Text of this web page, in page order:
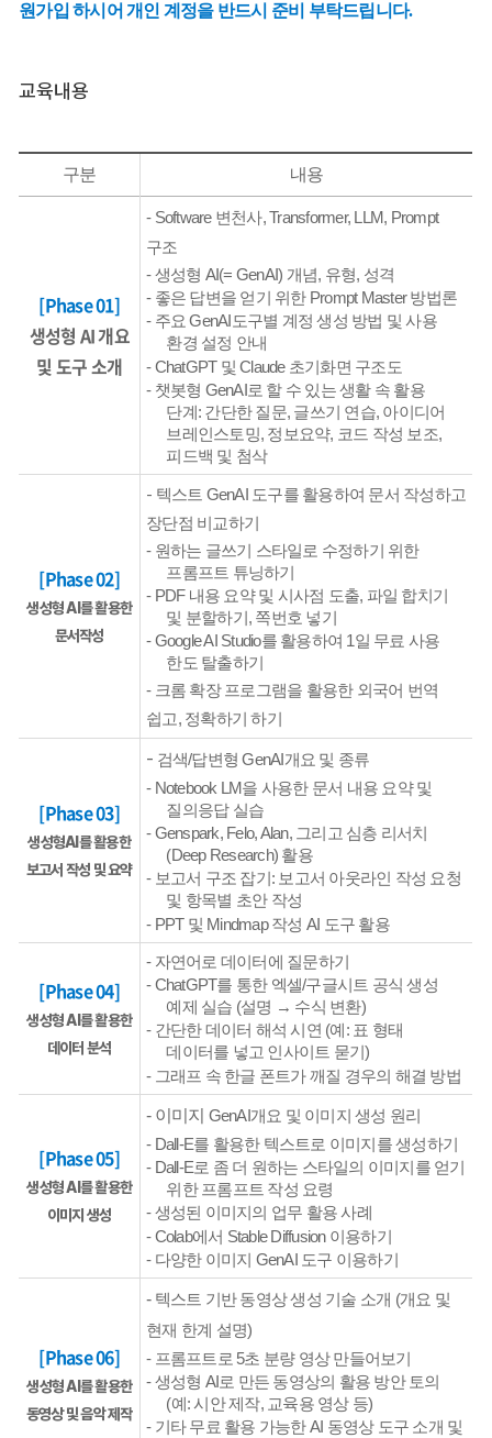
원가입 하시어 개인 계정을 반드시 준비 부탁드립니다.
교육내용
구분 내용
[Phase 01]
생성형 AI 개요
및 도구 소개
- Software 변천사, Transformer, LLM, Prompt
구조
-생성형 AI(= GenAI) 개념, 유형, 성격
- 좋은 답변을 얻기 위한 Prompt Master방법론
- 주요GenAI도구별 계정 생성 방법 및 사용
환경 설정 안내
-ChatGPT및Claude초기화면 구조도
- 챗봇형 GenAI로 할 수 있는 생활 속 활용
단계: 간단한 질문, 글쓰기 연습, 아이디어
브레인스토밍, 정보요약, 코드 작성 보조,
피드백 및 첨삭
[Phase 02]
생성형 AI를 활용한
문서작성
- 텍스트 GenAI 도구를 활용하여 문서 작성하고
장단점 비교하기
- 원하는 글쓰기 스타일로 수정하기 위한
프롬프트 튜닝하기
- PDF내용 요약 및 시사점 도출, 파일 합치기
및 분할하기 , 쪽번호 넣기
-Google AI Studio를 활용하여 1일 무료 사용
한도 탈출하기
- 크롬 확장 프로그램을 활용한 외국어 번역
쉽고, 정확하기 하기
[Phase 03]
생성형AI를 활용한
보고서 작성 및 요약
- 검색/답변형GenAI 개요 및 종류
- Notebook LM을 사용한 문서 내용 요약 및
질의응답 실습
-Genspark, Felo, Alan, 그리고 심층 리서치
(Deep Research) 활용
- 보고서 구조 잡기 : 보고서 아웃라인 작성 요청
및 항목별 초안 작성
- PPT 및 Mindmap작성 AI 도구 활용
[Phase 04]
생성형 AI를 활용한
데이터 분석
- 자연어로 데이터에 질문하기
-ChatGPT를 통한 엑셀/구글시트 공식 생성
예제 실습 (설명 → 수식 변환)
- 간단한 데이터 해석 시연 (예 : 표 형태
데이터를 넣고 인사이트 묻기)
- 그래프 속 한글 폰트가 깨질 경우의 해결 방법
[Phase 05]
생성형 AI를 활용한
이미지 생성
- 이미지 GenAI 개요 및 이미지 생성 원리
- Dall-E를 활용한 텍스트로 이미지를 생성하기
- Dall-E로 좀 더 원하는 스타일의 이미지를 얻기
위한 프롬프트 작성 요령
-생성된 이미지의 업무 활용 사례
-Colab에서 Stable Diffusion 이용하기
- 다양한 이미지 GenAI 도구 이용하기
[Phase 06]
생성형 AI를 활용한
동영상 및 음악 제작
- 텍스트 기반 동영상 생성 기술 소개 (개요 및
현재 한계 설명)
- 프롬프트로 5초 분량 영상 만들어보기
-생성형 AI 로 만든 동영상의 활용 방안 토의
(예 :시안 제작, 교육용 영상 등)
- 기타 무료 활용 가능한AI 동영상 도구 소개 및